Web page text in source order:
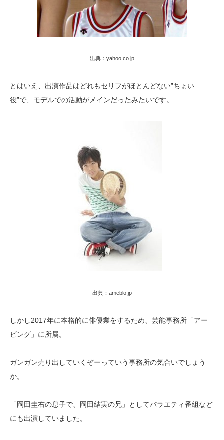
出典：yahoo.co.jp
とはいえ、出演作品はどれもセリフがほとんどない”ちょい
役”で、モデルでの活動がメインだったみたいです。
出典：ameblo.jp
しかし2017年に本格的に俳優業をするため、芸能事務所「アー
ビング」に所属。
ガンガン売り出していくぞーっていう事務所の気合いでしょう
か。
「岡田圭右の息子で、岡田結実の兄」としてバラエティ番組など
にも出演していました。